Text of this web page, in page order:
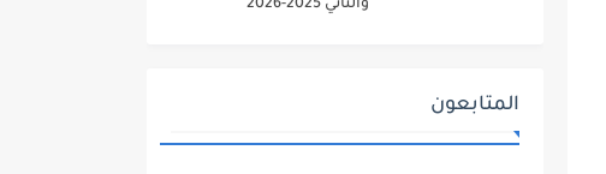
والثاني 2025-2026
المتابعون